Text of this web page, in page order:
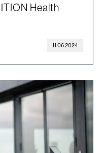
Health
11.06.2024